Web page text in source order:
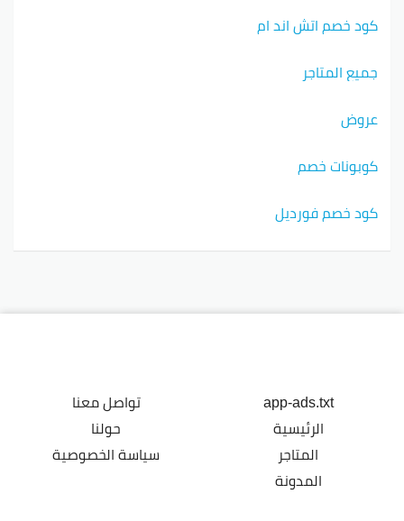
كود خصم اتش اند ام
جميع المتاجر
عروض
كوبونات خصم
كود خصم فورديل
app-ads.txt
الرئيسية
المتاجر
المدونة
تواصل معنا
حولنا
سياسة الخصوصية